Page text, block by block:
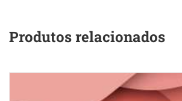
As
ser
escolhidas
Produtos relacionados